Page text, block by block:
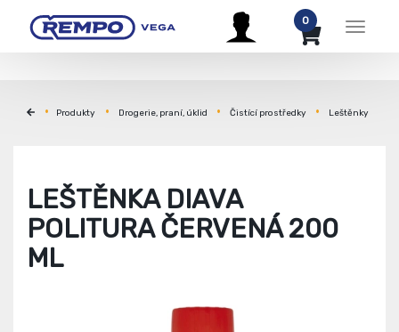
Menu
0
Produkty Drogerie, praní, úklid Čistící prostředky Leštěnky
LEŠTĚNKA DIAVA
POLITURA ČERVENÁ 200
ML